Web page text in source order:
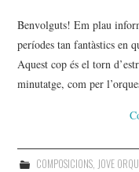
Benvolguts! Em plau
períodes tan fantàstics en
Aquest cop és el torn
minutatge, com per
COMPOSICIONS, JOVE